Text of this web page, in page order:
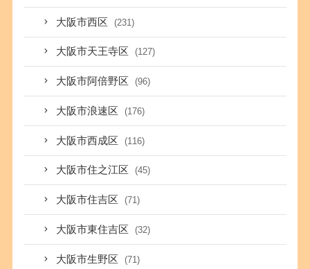
大阪市西区 (231)
大阪市天王寺区 (127)
大阪市阿倍野区 (96)
大阪市浪速区 (176)
大阪市西成区 (116)
大阪市住之江区 (45)
大阪市住吉区 (71)
大阪市東住吉区 (32)
大阪市生野区 (71)